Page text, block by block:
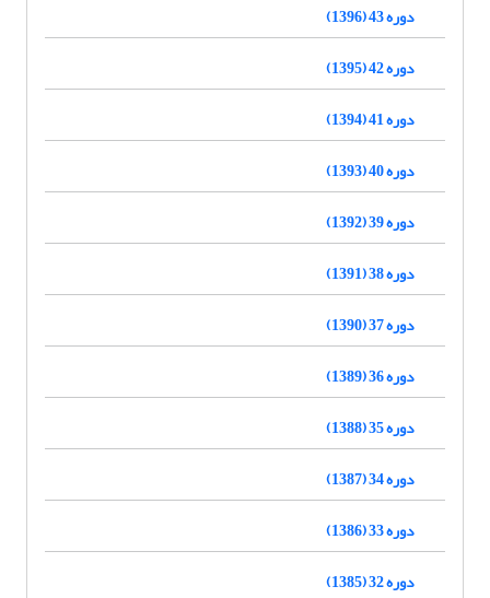
دوره 43 (1396)
دوره 42 (1395)
دوره 41 (1394)
دوره 40 (1393)
دوره 39 (1392)
دوره 38 (1391)
دوره 37 (1390)
دوره 36 (1389)
دوره 35 (1388)
دوره 34 (1387)
دوره 33 (1386)
دوره 32 (1385)